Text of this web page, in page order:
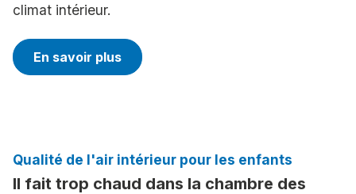
climat intérieur.
En savoir plus
Qualité de l'air intérieur pour les enfants
Il fait trop chaud dans la chambre des